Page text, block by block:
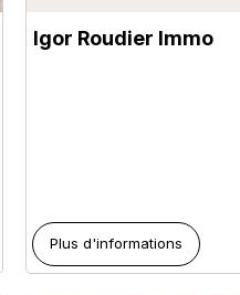
Igor Roudier Immo
Plus d'informations